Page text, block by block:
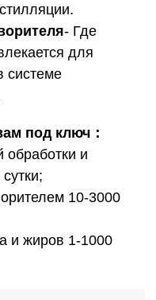
- Где
для
системе
под ключ：
обработки и
10-3000
и жиров 1-1000